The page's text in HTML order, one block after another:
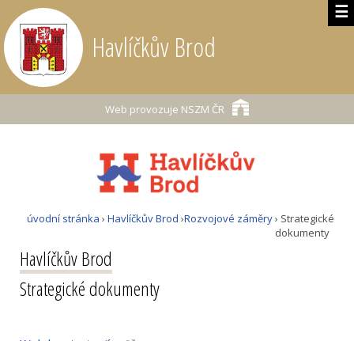
☰
Havlíčkův Brod
Web provozuje NSZM ČR
úvodní stránka › Havlíčkův Brod ›Rozvojové záměry› Strategické
dokumenty
Havlíčkův Brod
Strategické dokumenty